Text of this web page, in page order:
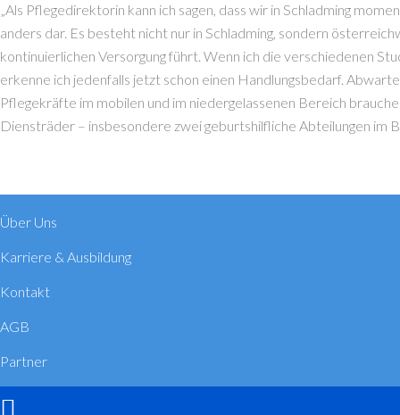
„Als Pflegedirektorin kann ich sagen, dass wir in Schladming
anders dar. Es besteht nicht nur in Schladming, sondern
kontinuierlichen Versorgung führt. Wenn ich die verschiedenen
erkenne ich jedenfalls jetzt schon einen Handlungsbedarf.
Pflegekräfte im mobilen und im niedergelassenen Bereich
Diensträder – insbesondere zwei geburtshilfliche Abteilungen im
Über Uns
Karriere & Ausbildung
Kontakt
AGB
Partner